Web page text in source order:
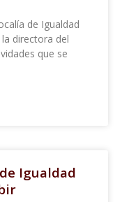
de Igualdad
directora del
que se
Igualdad